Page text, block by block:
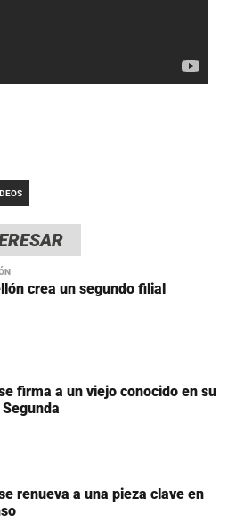
crea un segundo filial
firma a un viejo conocido en su
renueva a una pieza clave en